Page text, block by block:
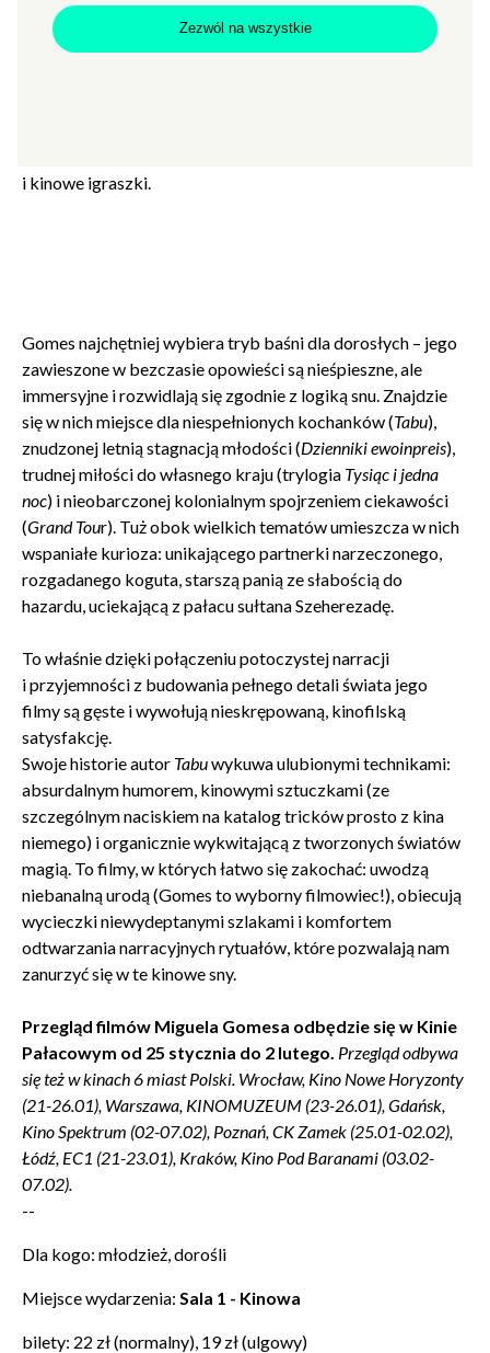
Dołącz do newslettera
w celu skorzystania z usługi newsletter.
się z informacjami dotyczącymi przetwarzania danych
bycia i tworzenia.
i kinowe igraszki.
Gomes najchętniej wybiera tryb baśni dla dorosłych – jego
zawieszone w bezczasie opowieści są nieśpieszne, ale
immersyjne i rozwidlają się zgodnie z logiką snu. Znajdzie
się w nich miejsce dla niespełnionych kochanków (Tabu),
znudzonej letnią stagnacją młodości (Dzienniki ewoinpreis),
trudnej miłości do własnego kraju (trylogia Tysiąc i jedna
noc) i nieobarczonej kolonialnym spojrzeniem ciekawości
(Grand Tour). Tuż obok wielkich tematów umieszcza w nich
wspaniałe kurioza: unikającego partnerki narzeczonego,
rozgadanego koguta, starszą panią ze słabością do
hazardu, uciekającą z pałacu sułtana Szeherezadę.
To właśnie dzięki połączeniu potoczystej narracji
i przyjemności z budowania pełnego detali świata jego
filmy są gęste i wywołują nieskrępowaną, kinofilską
satysfakcję.
Swoje historie autor Tabuwykuwa ulubionymi technikami:
absurdalnym humorem, kinowymi sztuczkami (ze
szczególnym naciskiem na katalog tricków prosto z kina
niemego) i organicznie wykwitającą z tworzonych światów
magią. To filmy, w których łatwo się zakochać: uwodzą
niebanalną urodą (Gomes to wyborny filmowiec!), obiecują
wycieczki niewydeptanymi szlakami i komfortem
odtwarzania narracyjnych rytuałów, które pozwalają nam
zanurzyć się w te kinowe sny.
Przegląd filmów Miguela Gomesa odbędzie się w Kinie
Pałacowym od 25 stycznia do 2 lutego. Przegląd odbywa
się też w kinach 6 miast Polski. Wrocław, Kino Nowe Horyzonty
(21-26.01), Warszawa, KINOMUZEUM (23-26.01), Gdańsk,
Kino Spektrum (02-07.02), Poznań, CK Zamek (25.01-02.02),
Łódź, EC1 (21-23.01), Kraków, Kino Pod Baranami (03.02-
07.02).
--
Dla kogo: młodzież, dorośli
Miejsce wydarzenia: Sala 1 - Kinowa
bilety: 22 zł (normalny), 19 zł (ulgowy)
Zezwól na wszystkie